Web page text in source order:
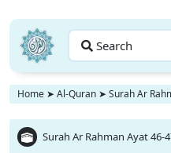
Search
Home ➤ Al-Quran ➤ Surah Ar
Surah Ar Rahman Ayat 46-